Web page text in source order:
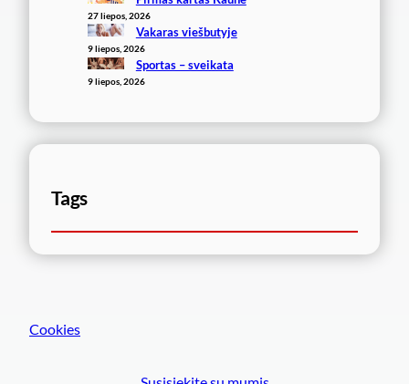
27 liepos, 2026
Vakaras viešbutyje
9 liepos, 2026
Sportas – sveikata
9 liepos, 2026
Tags
Cookies